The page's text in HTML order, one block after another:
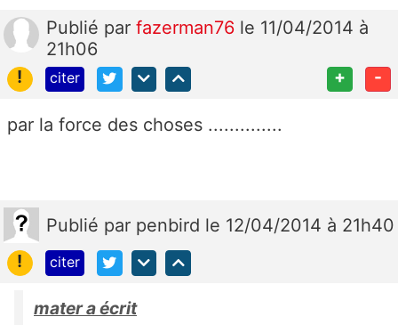
Publié par fazerman76 le 11/04/2014 à
21h06
!
citer + -
par la force des choses ..............
Publié par penbird le 12/04/2014 à 21h40
!
citer
mater a écrit